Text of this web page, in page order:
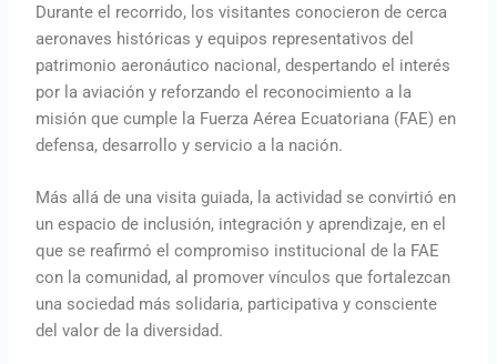
Durante el recorrido, los visitantes conocieron de cerca
aeronaves históricas y equipos representativos del
patrimonio aeronáutico nacional, despertando el interés
por la aviación y reforzando el reconocimiento a la
misión que cumple la Fuerza Aérea Ecuatoriana (FAE) en
defensa, desarrollo y servicio a la nación.
Más allá de una visita guiada, la actividad se convirtió en
un espacio de inclusión, integración y aprendizaje, en el
que se reafirmó el compromiso institucional de la FAE
con la comunidad, al promover vínculos que fortalezcan
una sociedad más solidaria, participativa y consciente
del valor de la diversidad.